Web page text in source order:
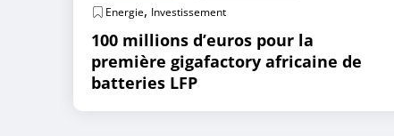
Energie, Investissement
100 millions d’euros pour la
première gigafactory africaine de
batteries LFP